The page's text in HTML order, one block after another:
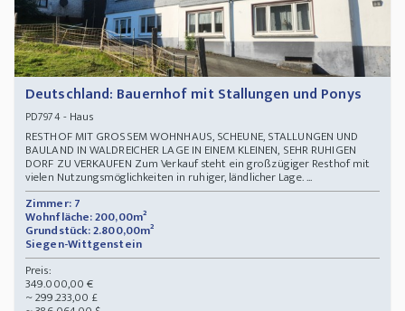
Deutschland: Bauernhof mit Stallungen und Ponys
PD7974- Haus
RESTHOF MIT GROSSEM WOHNHAUS, SCHEUNE, STALLUNGEN UND
BAULAND IN WALDREICHER LAGE IN EINEM KLEINEN, SEHR RUHIGEN
DORF ZU VERKAUFEN Zum Verkauf steht ein großzügiger Resthof mit
vielen Nutzungsmöglichkeiten in ruhiger, ländlicher Lage. ...
Zimmer: 7
Wohnfläche: 200,00m²
Grundstück: 2.800,00m²
Siegen-Wittgenstein
Preis:
349.000,00 €
~ 299.233,00 £